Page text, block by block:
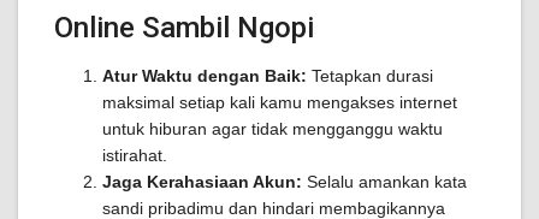
Online Sambil Ngopi
Atur Waktu dengan Baik: Tetapkan durasi
maksimal setiap kali kamu mengakses internet
untuk hiburan agar tidak mengganggu waktu
istirahat.
Jaga Kerahasiaan Akun: Selalu amankan kata
sandi pribadimu dan hindari membagikannya